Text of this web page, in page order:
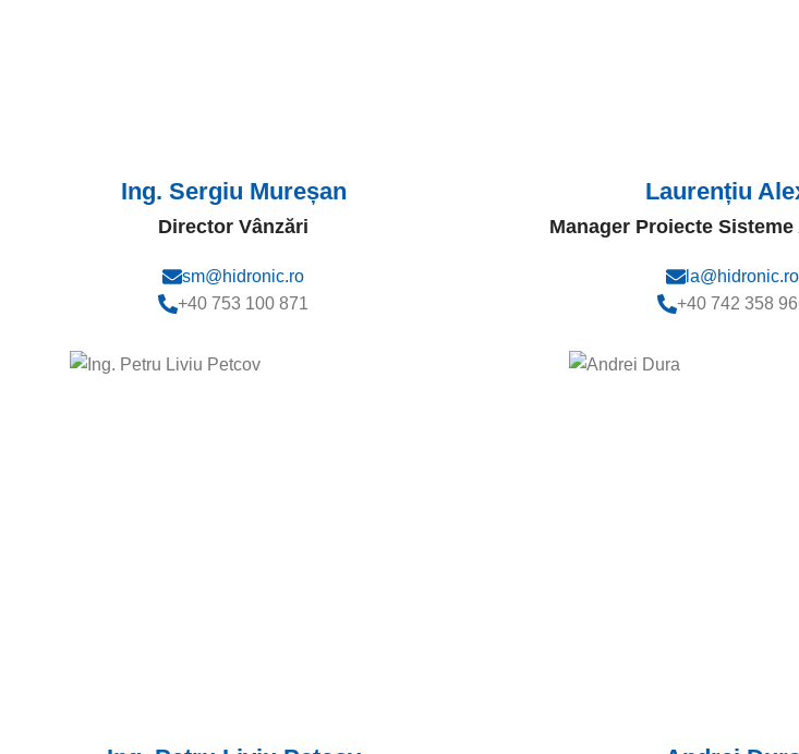
Ing. Sergiu Mureșan
Director Vânzări
sm@hidronic.ro
+40 753 100 871
Laurențiu
Manager Proiecte
la@hidronic.ro
+40 742 358